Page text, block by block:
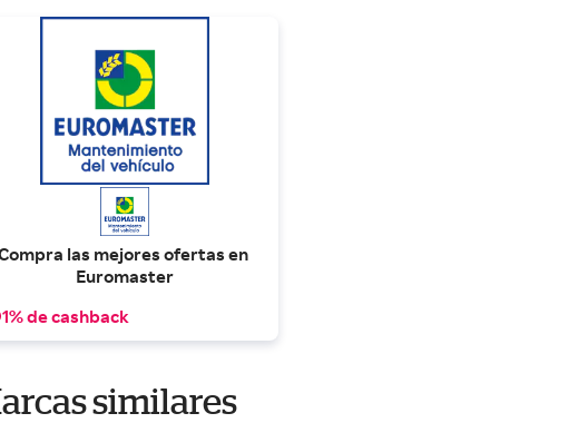
las mejores ofertas en
Euromaster
1% de cashback
similares